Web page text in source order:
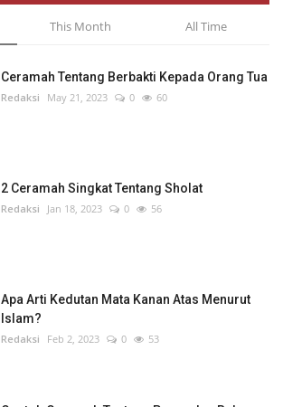
This Month All Time
Ceramah Tentang Berbakti Kepada Orang Tua
Redaksi May 21, 2023 0 60
2 Ceramah Singkat Tentang Sholat
Redaksi Jan 18, 2023 0 56
Apa Arti Kedutan Mata Kanan Atas Menurut
Islam?
Redaksi Feb 2, 2023 0 53